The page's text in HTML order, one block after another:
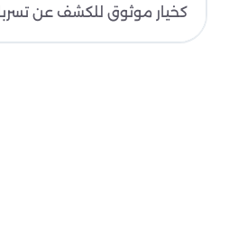
كخيار موثوق للكشف عن